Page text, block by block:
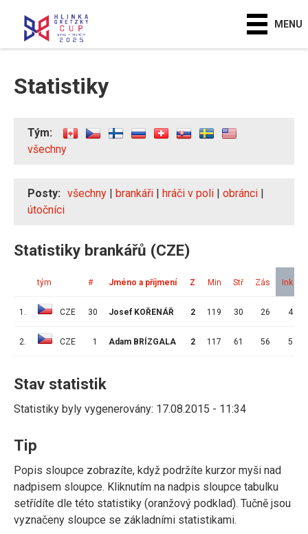
MENU
Statistiky
Tým:
všechny
Posty: všechny | brankáři | hráči v poli | obránci |
útočníci
Statistiky brankářů (CZE)
tým # Jméno a příjmení Z Min Stř Zás Ink
1. CZE 30 Josef KOŘENÁŘ 2 119 30 26 4
2. CZE 1 Adam BRÍZGALA 2 117 61 56 5
Stav statistik
Statistiky byly vygenerovány: 17.08.2015 - 11:34
Tip
Popis sloupce zobrazíte, když podržíte kurzor myši nad
nadpisem sloupce. Kliknutím na nadpis sloupce tabulku
setřídíte dle této statistiky (oranžový podklad). Tučně jsou
vyznačeny sloupce se základními statistikami.